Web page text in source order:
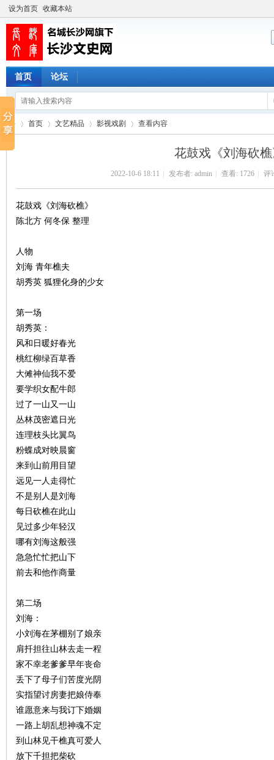
设为首页 收藏本站
首页 论坛
首页 文艺精品 影视戏剧
›
查看内容
花鼓戏《刘海砍
2022-10-6 18:11 发布者: admin 查看: 1726 评
花鼓戏《刘海砍樵》
陈北方 何冬保 整理
人物
刘海 青年樵夫
胡秀英 狐狸化身的少女
第一场
胡秀英：
风和日暖好春光
桃红柳绿百草香
大傩神仙我不爱
要学织女配牛郎
过了一山又一山
丛林茂密遮日光
连理枝头比翼鸟
粉蝶成对映晨窗
来到山前用目望
远见一人走得忙
不是别人是刘海
每日砍樵在此山
见过多少年轻汉
哪有刘海这般强
急急忙忙把山下
前去和他作商量
第二场
刘海：
小刘海在茅棚别了娘亲
肩扦担往山林去走一程
家不幸老爹爹早年丧命
丢下了母子们苦度光阴
实指望讨房妻把娘侍奉
谁愿意来与我订下婚姻
一路上胡乱想神魂不定
到山林见干樵真可爱人
放下千担把柴砍